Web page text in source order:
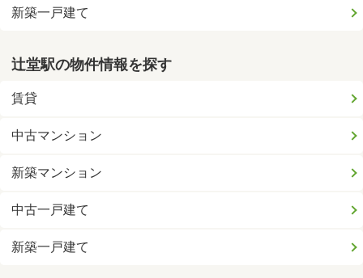
新築一戸建て
辻堂駅の物件情報を探す
賃貸
中古マンション
新築マンション
中古一戸建て
新築一戸建て